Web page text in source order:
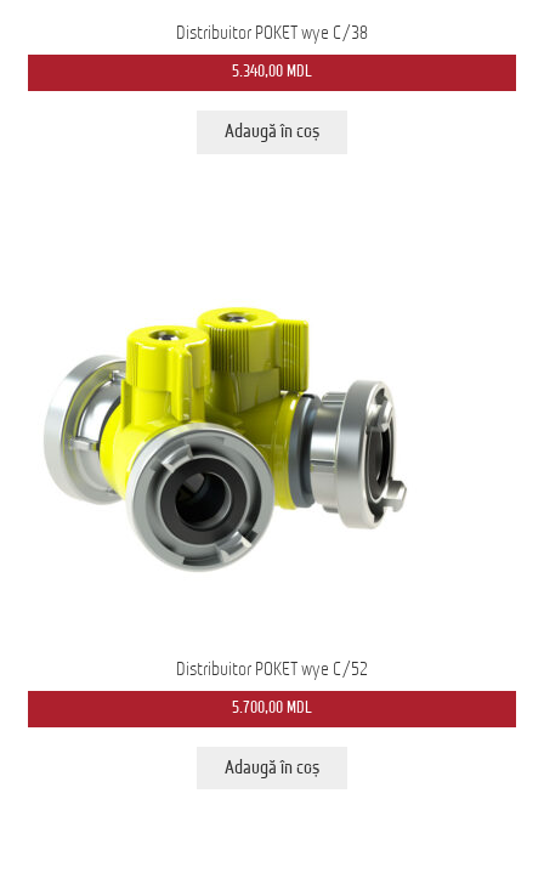
Distribuitor POKET wye C/38
5.340,00 MDL
Adaugă în coș
Distribuitor POKET wye C/52
5.700,00 MDL
Adaugă în coș